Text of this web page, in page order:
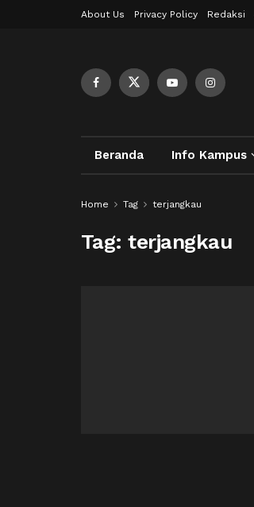
About Us Privacy Policy Redaksi
Beranda Info Kampus
Home Tag terjangkau
Tag:terjangkau